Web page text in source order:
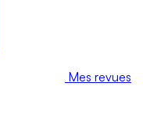
Mes revues